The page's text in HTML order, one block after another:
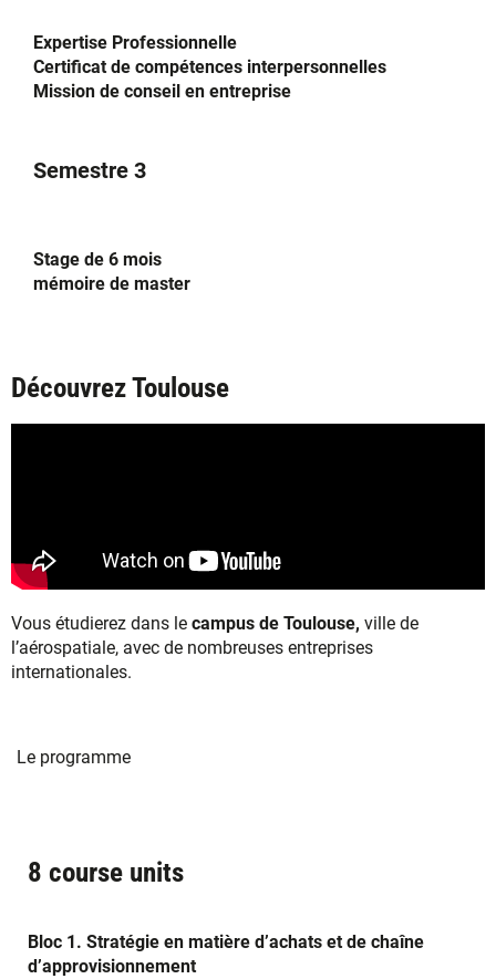
Expertise Professionnelle
Certificat de compétences interpersonnelles
Mission de conseil en entreprise
Semestre 3
Stage de 6 mois
mémoire de master
Découvrez Toulouse
Vous étudierez dans le campus de Toulouse, ville de
l’aérospatiale, avec de nombreuses entreprises
internationales.
Le programme
8 course units
Bloc 1. Stratégie en matière d’achats et de chaîne
d’approvisionnement